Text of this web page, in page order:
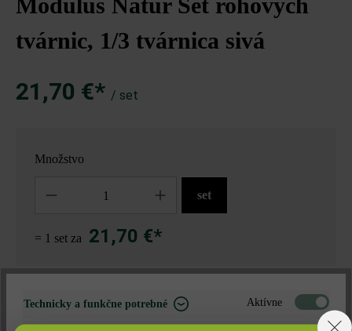
Modulus Natur Set rohových
tvárnic, 1/3 tvárnica sivá
21,70 €* / set
Množstvo
set
= 1 set za 21,70 €*
Nájdite predajcu vo vašom okolí
Technicky a funkčne potrebné Aktívne